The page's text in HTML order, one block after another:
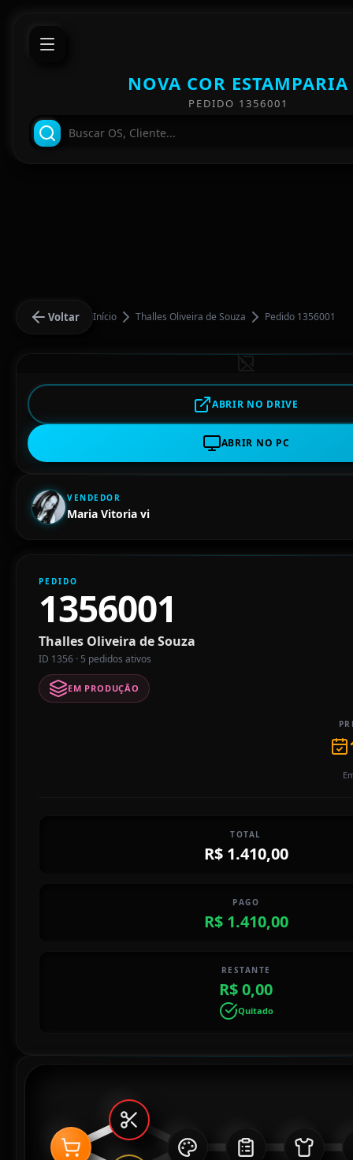
NOVA COR ESTAMPARIA
PEDIDO 1356001
Voltar Início Thalles Oliveira de Souza Pedido 1356001
ABRIR NO DRIVE
ABRIR NO PC
VENDEDOR
Maria Vitoria vi
PEDIDO
1356001
Thalles Oliveira de Souza
ID 1356 · 5 pedidos ativos
EM PRODUÇÃO
TOTAL
R$ 1.410,00
PAGO
R$ 1.410,00
RESTANTE
R$ 0,00
Quitado